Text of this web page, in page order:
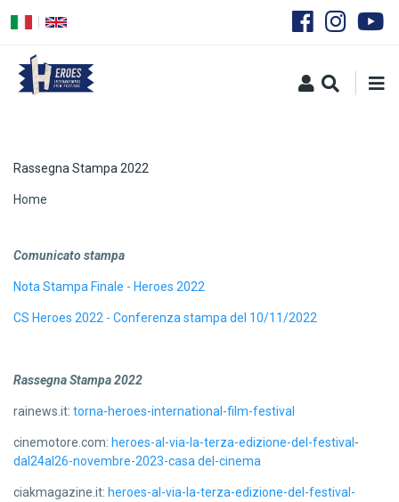
principale
Rassegna Stampa 2022
Briciole
pane
Home
Comunicato stampa
Nota Stampa Finale - Heroes 2022
CS Heroes 2022 - Conferenza stampa del 10/11/2022
Rassegna Stampa 2022
rainews.it: torna-heroes-international-film-festival
cinemotore.com: heroes-al-via-la-terza-edizione-del-festival-
dal24al26-novembre-2023-casa del-cinema
ciakmagazine.it: heroes-al-via-la-terza-edizione-del-festival-